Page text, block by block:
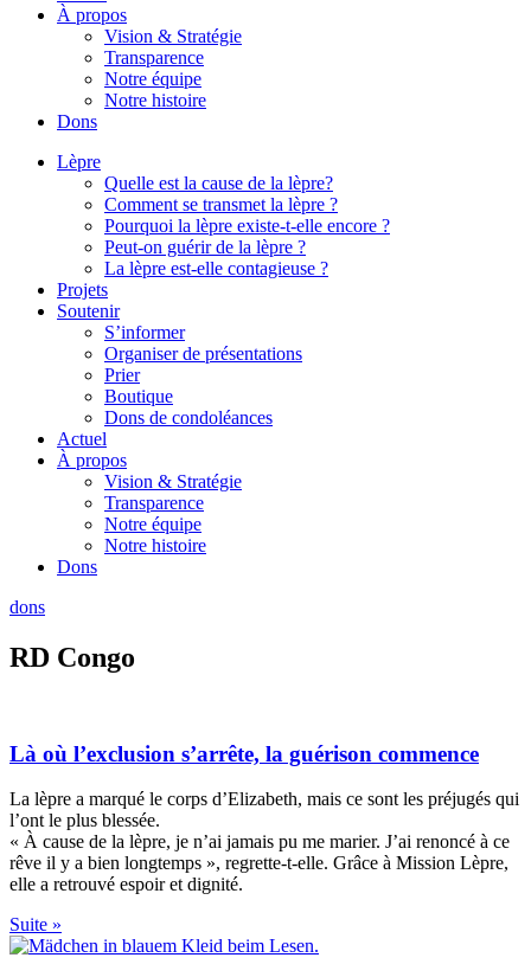
À propos
Vision & Stratégie
Transparence
Notre équipe
Notre histoire
Dons
Lèpre
Quelle est la cause de la lèpre?
Comment se transmet la lèpre ?
Pourquoi la lèpre existe-t-elle encore ?
Peut-on guérir de la lèpre ?
La lèpre est-elle contagieuse ?
Projets
Soutenir
S’informer
Organiser de présentations
Prier
Boutique
Dons de condoléances
Actuel
À propos
Vision & Stratégie
Transparence
Notre équipe
Notre histoire
Dons
dons
RD Congo
Là où l’exclusion s’arrête, la guérison commence
La lèpre a marqué le corps d’Elizabeth, mais ce sont les préjugés qui
l’ont le plus blessée.
« À cause de la lèpre, je n’ai jamais pu me marier. J’ai renoncé à ce
rêve il y a bien longtemps », regrette-t-elle. Grâce à Mission Lèpre,
elle a retrouvé espoir et dignité.
Suite »